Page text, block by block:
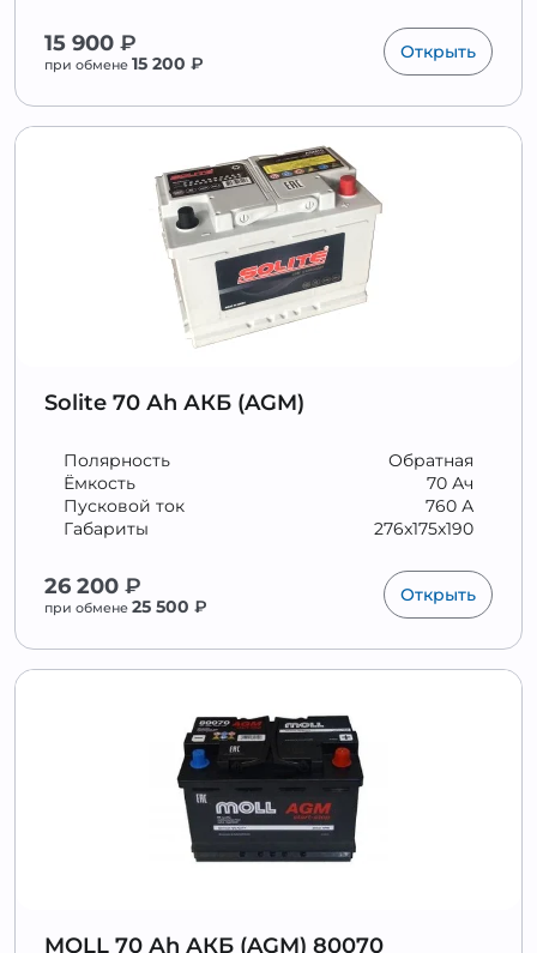
15 900 ₽
при обмене 15 200 ₽
Открыть
Solite 70 Аh АКБ (AGM)
Обратная
Полярность
70 Ач
Ёмкость
760 А
Пусковой ток
276x175x190
Габариты
26 200 ₽
при обмене 25 500 ₽
Открыть
MOLL 70 Аh АКБ (AGM) 80070